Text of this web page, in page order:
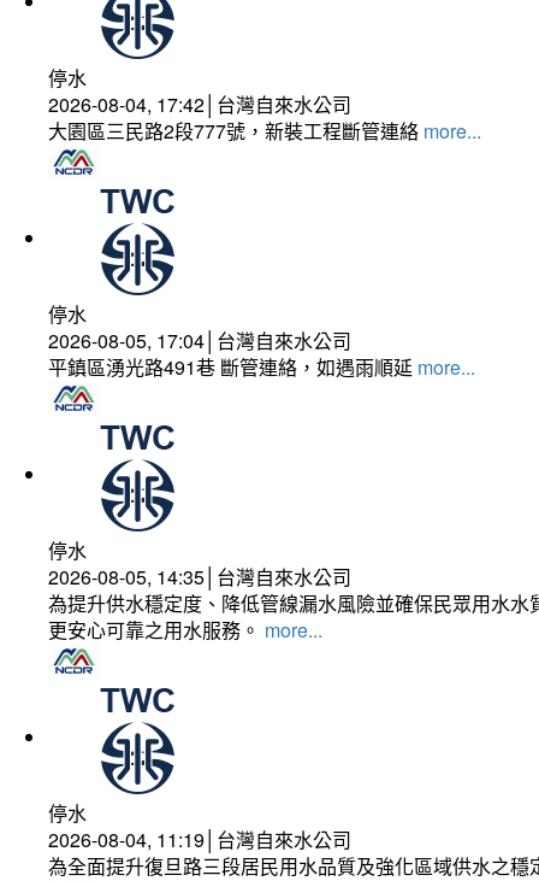
停水
2026-08-04, 17:42│台灣自來水公司
大園區三民路2段777號，新裝工程斷管連絡 more...
停水
2026-08-05, 17:04│台灣自來水公司
平鎮區湧光路491巷 斷管連絡，如遇雨順延 more...
停水
2026-08-05, 14:35│台灣自來水公司
為提升供水穩定度、降低管線漏水風險並確保民眾用水
更安心可靠之用水服務。 more...
停水
2026-08-04, 11:19│台灣自來水公司
為全面提升復旦路三段居民用水品質及強化區域供水之